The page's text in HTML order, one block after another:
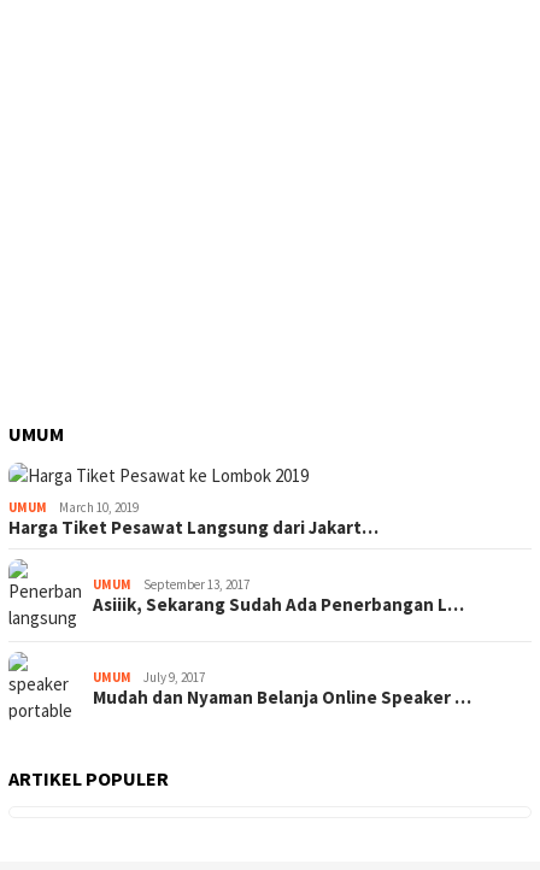
UMUM
UMUM March 10, 2019
Harga Tiket Pesawat Langsung dari Jakart…
UMUM September 13, 2017
Asiiik, Sekarang Sudah Ada Penerbangan L…
UMUM July 9, 2017
Mudah dan Nyaman Belanja Online Speaker …
ARTIKEL POPULER